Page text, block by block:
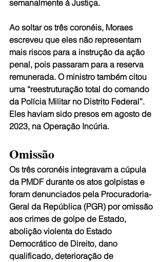
semanalmente à Justiça.
Ao soltar os três coronéis, Moraes
escreveu que eles não representam
mais riscos para a instrução da ação
penal, pois passaram para a reserva
remunerada. O ministro também citou
uma “reestruturação total do comando
da Polícia Militar no Distrito Federal”.
Eles haviam sido presos em agosto de
2023, na Operação Incúria.
Omissão
Os três coronéis integravam a cúpula
da PMDF durante os atos golpistas e
foram denunciados pela Procuradoria-
Geral da República (PGR) por omissão
aos crimes de golpe de Estado,
abolição violenta do Estado
Democrático de Direito, dano
qualificado, deterioração de